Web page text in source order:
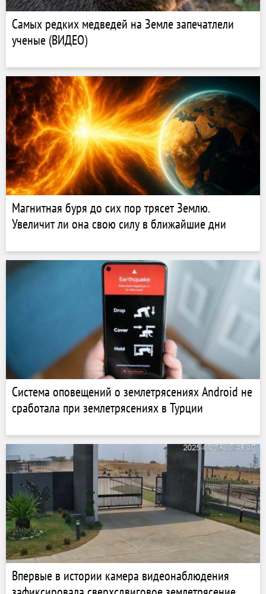
Самых редких медведей на Земле запечатлели
ученые (ВИДЕО)
Магнитная буря до сих пор трясет Землю.
Увеличит ли она свою силу в ближайшие дни
Система оповещений о землетрясениях Android не
сработала при землетрясениях в Турции
Впервые в истории камера видеонаблюдения